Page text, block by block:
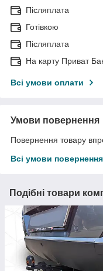
Післяплата
Готівкою
Післяплата
На карту Приват
Всі умови оплати
Умови повернення
Повернення товару
Всі умови повернення
Подібні товари